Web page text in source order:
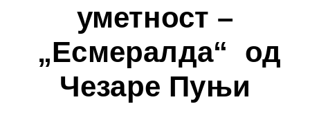
уметност –
„Есмералда“ од
Чезаре Пуњи